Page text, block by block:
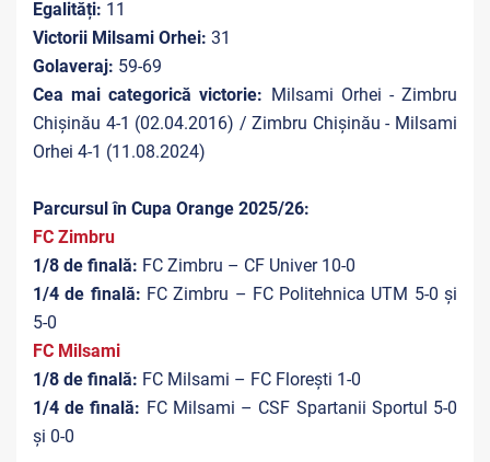
Egalități: 11
Victorii Milsami Orhei: 31
Golaveraj: 59-69
Cea mai categorică victorie: Milsami Orhei - Zimbru
Chișinău 4-1 (02.04.2016) / Zimbru Chișinău - Milsami
Orhei 4-1 (11.08.2024)
Parcursul în Cupa Orange 2025/26:
FC Zimbru
1/8 de finală: FC Zimbru – CF Univer 10-0
1/4 de finală: FC Zimbru – FC Politehnica UTM 5-0 și
5-0
FC Milsami
1/8 de finală: FC Milsami – FC Florești 1-0
1/4 de finală: FC Milsami – CSF Spartanii Sportul 5-0
și 0-0